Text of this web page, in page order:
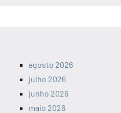
agosto 2026
julho 2026
junho 2026
maio 2026